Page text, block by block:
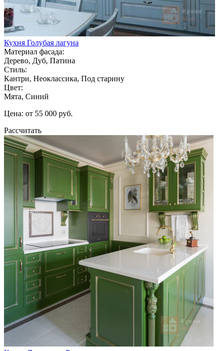
Кухня Голубая лагуна
Материал фасада:
Дерево, Дуб, Патина
Стиль:
Кантри, Неоклассика, Под старину
Цвет:
Мята, Синий
Цена: от 55 000 руб.
Рассчитать